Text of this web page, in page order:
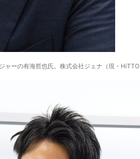
ャーの有海哲也氏。株式会社ジェナ（現・HiTTO